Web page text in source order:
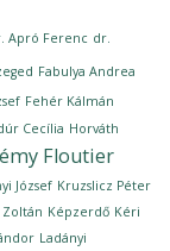
Apró Ferenc dr.
Fabulya Andrea
Fehér Kálmán
Cecília Horváth
Floutier
József Kruzslicz Péter
Zoltán Képzerdő Kéri
Ladányi